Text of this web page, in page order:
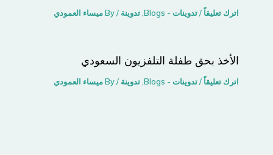
اترك تعليقاً /تدوينات - Blogs ,تدوينة / By ميساء العمودي
الأخذ بحق طفلة التلفزيون السعودي
اترك تعليقاً /تدوينات - Blogs ,تدوينة / By ميساء العمودي